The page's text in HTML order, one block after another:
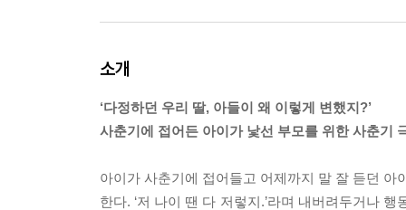
소개
‘다정하던 우리 딸, 아들이 왜 이렇게 변했지?’
사춘기에 접어든 아이가 낯선 부모를 위한 사춘기
아이가 사춘기에 접어들고 어제까지 말 잘 듣던
한다. ‘저 나이 땐 다 저렇지.’라며 내버려두거나